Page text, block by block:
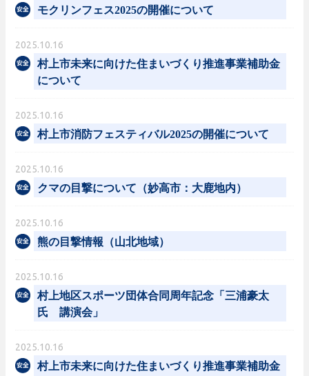
モクリンフェス2025の開催について
2025.10.16
村上市未来に向けた住まいづくり推進事業補助金
について
2025.10.16
村上市消防フェスティバル2025の開催について
2025.10.16
クマの目撃について（妙高市：大鹿地内）
2025.10.16
熊の目撃情報（山北地域）
2025.10.16
村上地区スポーツ団体合同周年記念「三浦豪太
氏 講演会」
2025.10.16
村上市未来に向けた住まいづくり推進事業補助金